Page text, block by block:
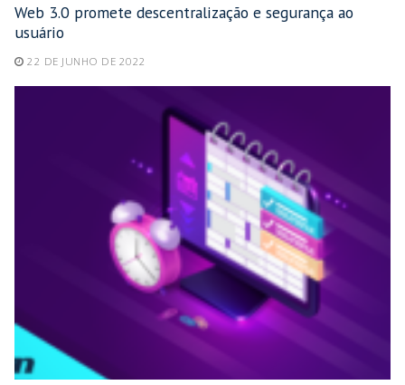
Web 3.0 promete descentralização e segurança ao
usuário
22 DE JUNHO DE 2022